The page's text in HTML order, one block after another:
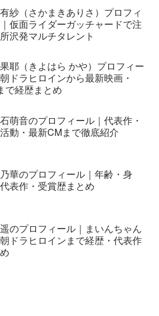
紗（さかまきありさ）プロフィ
仮面ライダーガッチャードで注
沢発マルチタレント
耶（きよはら かや）プロフィー
ドラヒロインから最新映画・
で経歴まとめ
萌音のプロフィール｜代表作・
動・最新CMまで徹底紹介
華のプロフィール｜年齢・身
表作・受賞歴まとめ
のプロフィール｜まいんちゃん
ドラヒロインまで経歴・代表作